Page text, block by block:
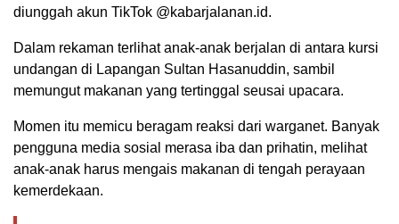
diunggah akun TikTok @kabarjalanan.id.
Dalam rekaman terlihat anak-anak berjalan di antara kursi
undangan di Lapangan Sultan Hasanuddin, sambil
memungut makanan yang tertinggal seusai upacara.
Momen itu memicu beragam reaksi dari warganet. Banyak
pengguna media sosial merasa iba dan prihatin, melihat
anak-anak harus mengais makanan di tengah perayaan
kemerdekaan.